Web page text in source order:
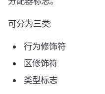
可分为三类:
行为修饰符
区修饰符
类型标志